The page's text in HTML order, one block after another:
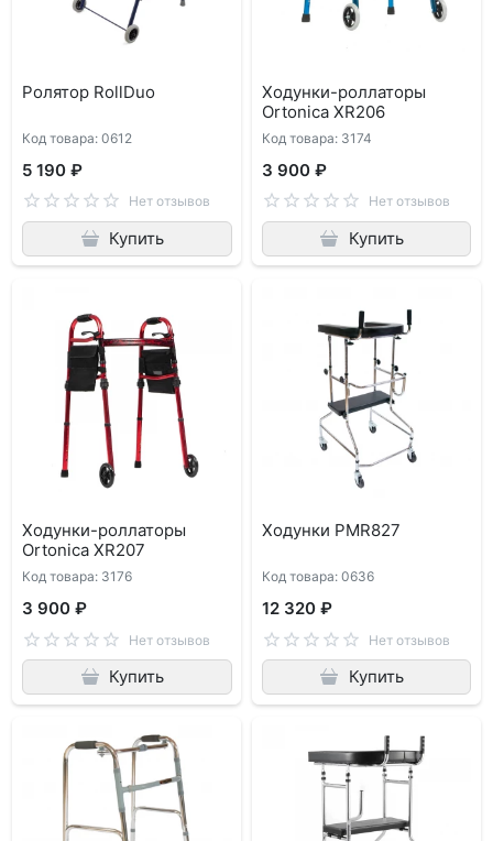
Ролятор RollDuo
Код товара: 0612
5 190 ₽
Нет отзывов
Купить
Ходунки-роллаторы
Ortonica XR206
Код товара: 3174
3 900 ₽
Нет отзывов
Купить
Ходунки-роллаторы
Ortonica XR207
Код товара: 3176
3 900 ₽
Нет отзывов
Купить
Ходунки PMR827
Код товара: 0636
12 320 ₽
Нет отзывов
Купить